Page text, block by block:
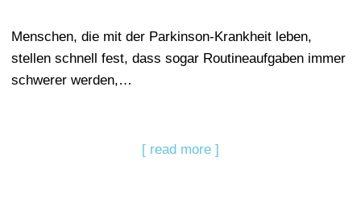
Menschen, die mit der Parkinson-Krankheit leben,
stellen schnell fest, dass sogar Routineaufgaben immer
schwerer werden,…
[ read more ]